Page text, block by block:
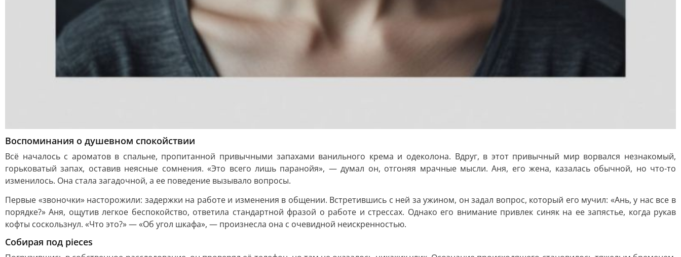
Воспоминания о душевном спокойствии
Всё началось с ароматов в спальне, пропитанной привычными запахами ванильного крема и одеколона. Вдруг, в этот привычный мир ворвался незнакомый,
горьковатый запах, оставив неясные сомнения. «Это всего лишь паранойя», — думал он, отгоняя мрачные мысли. Аня, его жена, казалась обычной, но что-то
изменилось. Она стала загадочной, а ее поведение вызывало вопросы.
Первые «звоночки» насторожили: задержки на работе и изменения в общении. Встретившись с ней за ужином, он задал вопрос, который его мучил: «Ань, у нас все в
порядке?» Аня, ощутив легкое беспокойство, ответила стандартной фразой о работе и стрессах. Однако его внимание привлек синяк на ее запястье, когда рукав
кофты соскользнул. «Что это?» — «Об угол шкафа», — произнесла она с очевидной неискренностью.
Собирая под pieces